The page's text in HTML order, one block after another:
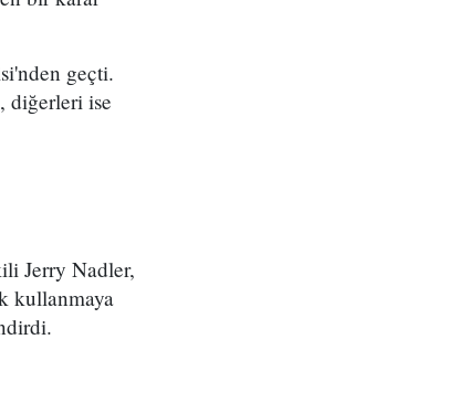
geçti.
diğerleri ise
Jerry Nadler,
kullanmaya